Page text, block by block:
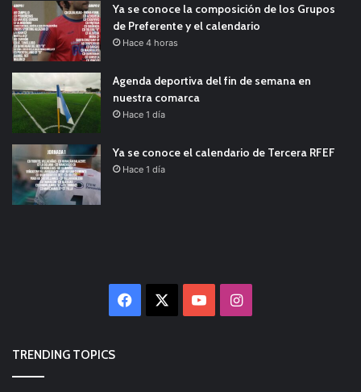
Ya se conoce la composición de los Grupos
de Preferente y el calendario
Hace 4 horas
Agenda deportiva del fin de semana en
nuestra comarca
Hace 1 día
Ya se conoce el calendario de Tercera RFEF
Hace 1 día
Facebook YouTubeInstagram
TRENDING TOPICS